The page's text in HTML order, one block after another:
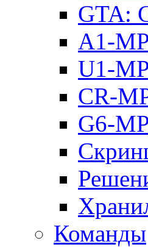
GTA:
A1-
U1-
CR-
G6-
Команды